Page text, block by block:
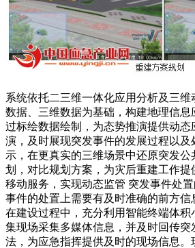
系统依托二三维一体化应用分析及三
数据、三维数据为基础，构建地理信息
过标绘数据绘制，为态势推演提供动态
演，及时展现突发事件的发展过程以及
示，在更真实的三维场景中还原突发
划，对比规划方案，为灾后重建工作提
移动服务，实现动态监管 突发事件处
事件的处置上需要有及时准确的前方
在建设过程中，充分利用智能终端体
集现场采集多媒体信息，并及时回传突
法，为应急指挥提供及时的现场信息。